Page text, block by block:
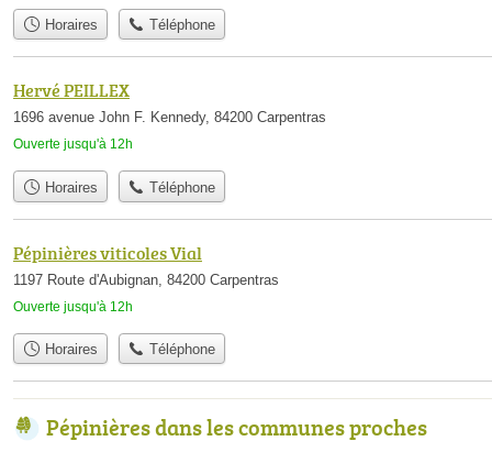
Horaires Téléphone
Hervé PEILLEX
1696 avenue John F. Kennedy, 84200 Carpentras
Ouverte jusqu'à 12h
Horaires Téléphone
Pépinières viticoles Vial
1197 Route d'Aubignan, 84200 Carpentras
Ouverte jusqu'à 12h
Horaires Téléphone
Pépinières dans les communes proches